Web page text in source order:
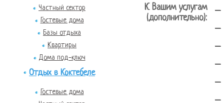
Частный сектор
Гостевые дома
Базы отдыха
Квартиры
Дома под-ключ
Отдых в Коктебеле
Гостевые дома
К Вашим услугам
(дополнительно):
-
-
-
-
-